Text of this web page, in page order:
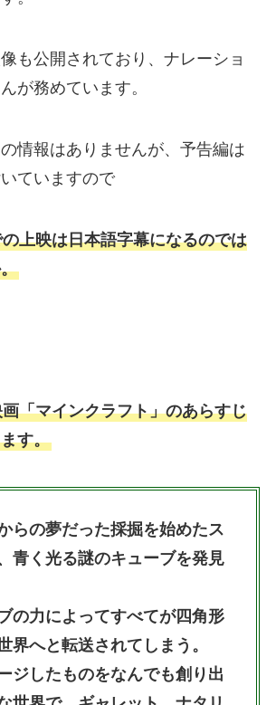
も公開されており、ナレーショ
が務めています。
情報はありませんが、予告編は
ていますので
上映は日本語字幕になるのでは
「マインクラフト」のあらすじ
す。
らの夢だった採掘を始めたス
青く光る謎のキューブを発見
の力によってすべてが四角形
界へと転送されてしまう。
ジしたものをなんでも創り出